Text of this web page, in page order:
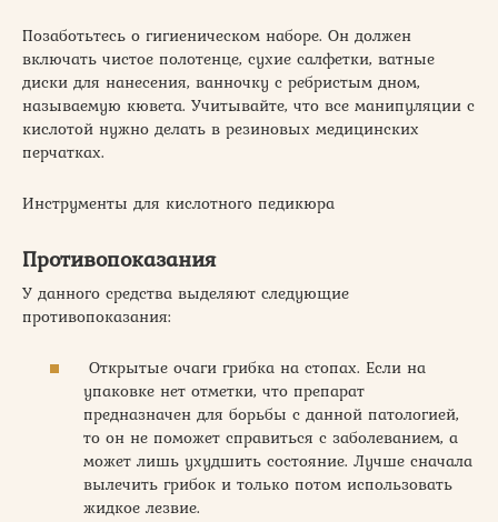
Позаботьтесь о гигиеническом наборе. Он должен
включать чистое полотенце, сухие салфетки, ватные
диски для нанесения, ванночку с ребристым дном,
называемую кювета. Учитывайте, что все манипуляции с
кислотой нужно делать в резиновых медицинских
перчатках.
Инструменты для кислотного педикюра
Противопоказания
У данного средства выделяют следующие
противопоказания:
Открытые очаги грибка на стопах. Если на
упаковке нет отметки, что препарат
предназначен для борьбы с данной патологией,
то он не поможет справиться с заболеванием, а
может лишь ухудшить состояние. Лучше сначала
вылечить грибок и только потом использовать
жидкое лезвие.